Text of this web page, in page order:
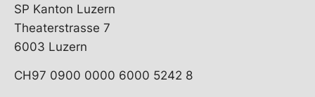
SP Kanton Luzern
Theaterstrasse 7
6003 Luzern
CH97 0900 0000 6000 5242 8